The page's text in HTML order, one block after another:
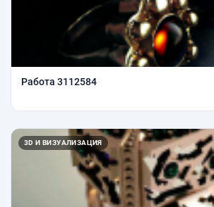
Работа 3112584
3D И ВИЗУАЛИЗАЦИЯ